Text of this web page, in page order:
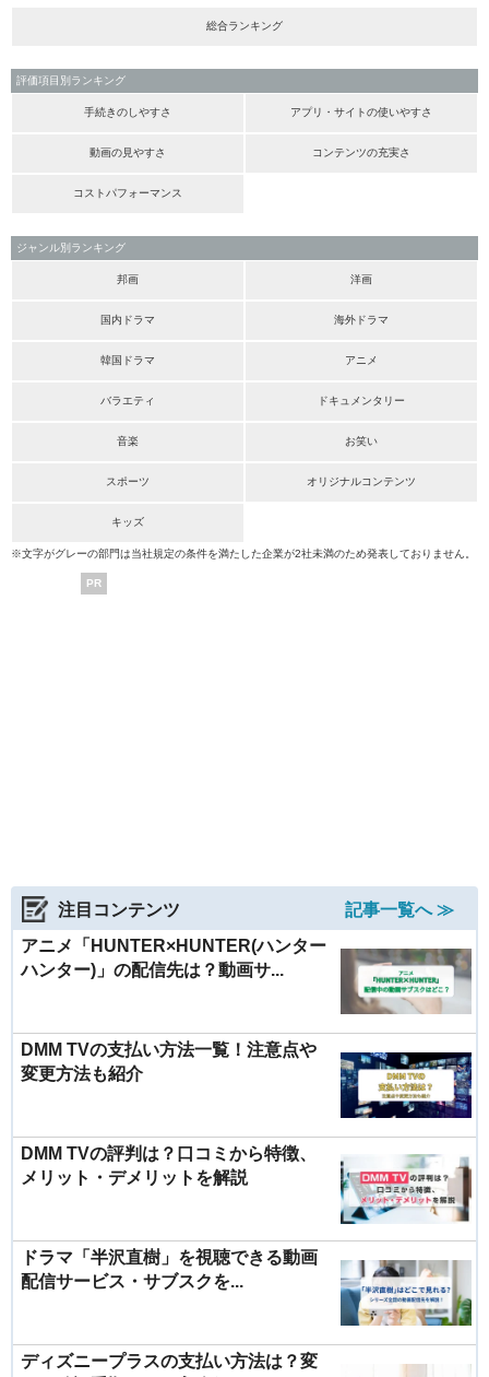
総合ランキング
評価項目別ランキング
手続きのしやすさ アプリ・サイトの使いやすさ
動画の見やすさ コンテンツの充実さ
コストパフォーマンス
ジャンル別ランキング
邦画 洋画
国内ドラマ 海外ドラマ
韓国ドラマ アニメ
バラエティ ドキュメンタリー
音楽 お笑い
スポーツ オリジナルコンテンツ
キッズ
※文字がグレーの部門は当社規定の条件を満たした企業が2社未満のため発表しておりません。
PR
注目コンテンツ
記事一覧へ ≫
アニメ「HUNTER×HUNTER(ハンター
ハンター)」の配信先は？動画サ...
DMM TVの支払い方法一覧！注意点や
変更方法も紹介
DMM TVの評判は？口コミから特徴、
メリット・デメリットを解説
ドラマ「半沢直樹」を視聴できる動画
配信サービス・サブスクを...
ディズニープラスの支払い方法は？変